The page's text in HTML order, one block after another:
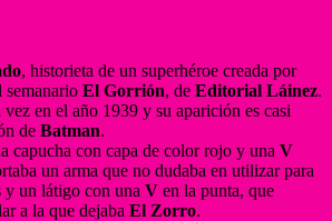
, historieta de un superhéroe creada por
semanario El Gorrión, de Editorial Láinez.
en el año 1939 y su aparición es casi
de Batman.
capucha con capa de color rojo y una V
un arma que no dudaba en utilizar para
y un látigo con una V en la punta, que
a la que dejaba El Zorro.